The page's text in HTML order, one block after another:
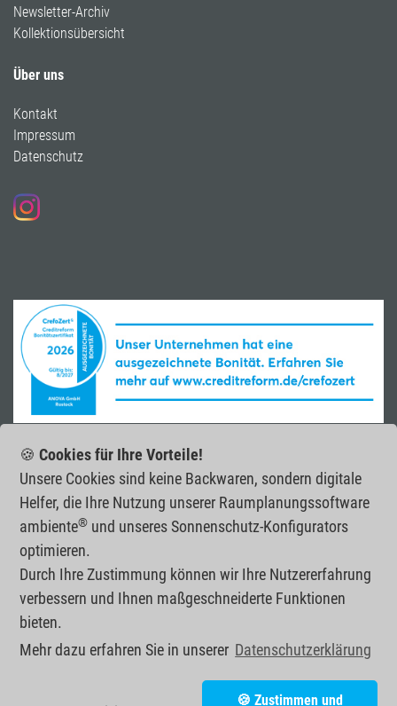
🍪 Cookies für Ihre Vorteile!
Unsere Cookies sind keine Backwaren, sondern digitale
Helfer, die Ihre Nutzung unserer Raumplanungs­software
ambiente®und unseres Sonnenschutz-Konfigurators
optimieren.
Durch Ihre Zustimmung können wir Ihre Nutzererfahrung
verbessern und Ihnen maßgeschneiderte Funktionen
bieten.
Mehr dazu erfahren Sie in unserer Datenschutzerklärung
🍪 Zustimmen und
Newsletter-Archiv
Kollektionsübersicht
Über uns
Kontakt
Impressum
Datenschutz
Folgen Sie uns auf Instagram
Joachim-Jungius-Straße 10•D-18059 Rostock•
fax: +49 (0) 381 20 26 02 - 21